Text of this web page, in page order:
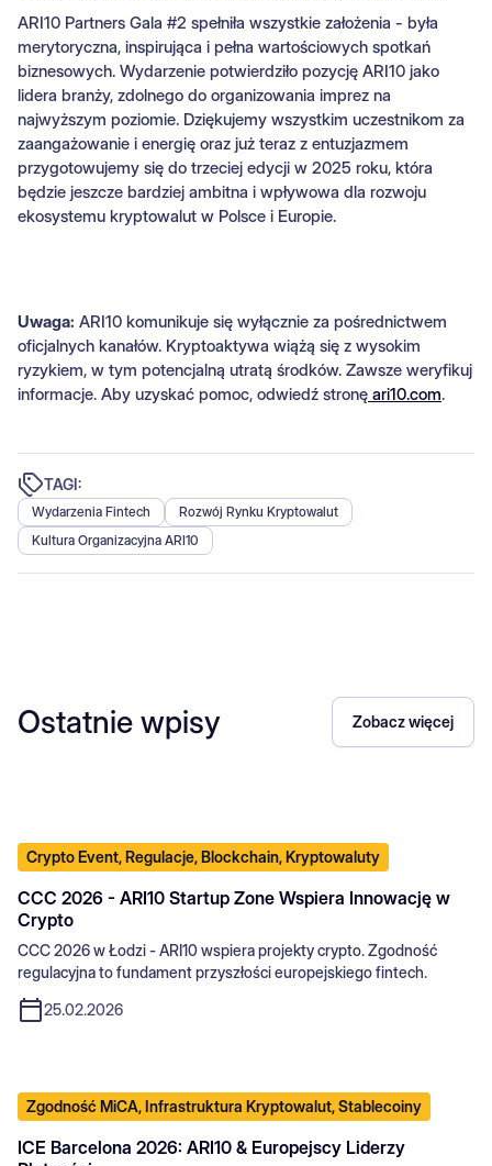
ARI10 Partners Gala #2 spełniła wszystkie założenia - była
merytoryczna, inspirująca i pełna wartościowych spotkań
biznesowych. Wydarzenie potwierdziło pozycję ARI10 jako
lidera branży, zdolnego do organizowania imprez na
najwyższym poziomie. Dziękujemy wszystkim uczestnikom za
zaangażowanie i energię oraz już teraz z entuzjazmem
przygotowujemy się do trzeciej edycji w 2025 roku, która
będzie jeszcze bardziej ambitna i wpływowa dla rozwoju
ekosystemu kryptowalut w Polsce i Europie.
Uwaga: ARI10 komunikuje się wyłącznie za pośrednictwem
oficjalnych kanałów. Kryptoaktywa wiążą się z wysokim
ryzykiem, w tym potencjalną utratą środków. Zawsze weryfikuj
informacje. Aby uzyskać pomoc, odwiedź stronę ari10.com.
TAGI:
Wydarzenia Fintech
Rozwój Rynku Kryptowalut
Kultura Organizacyjna ARI10
Ostatnie wpisy Zobacz więcej
Crypto Event, Regulacje, Blockchain, Kryptowaluty
CCC 2026 - ARI10 Startup Zone Wspiera Innowację w
Crypto
CCC 2026 w Łodzi - ARI10 wspiera projekty crypto. Zgodność
regulacyjna to fundament przyszłości europejskiego fintech.
25.02.2026
Zgodność MiCA, Infrastruktura Kryptowalut, Stablecoiny
ICE Barcelona 2026: ARI10 & Europejscy Liderzy